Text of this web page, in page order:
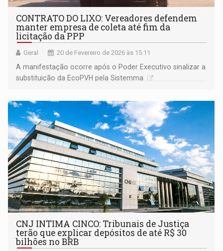
CONTRATO DO LIXO: Vereadores defendem
manter empresa de coleta até fim da
licitação da PPP
Geral 20 de Fevereiro de 2026 às 15:11
A manifestação ocorre após o Poder Executivo sinalizar a
substituição da EcoPVH pela Sistemma
CNJ INTIMA CINCO: Tribunais de Justiça
terão que explicar depósitos de até R$ 30
bilhões no BRB